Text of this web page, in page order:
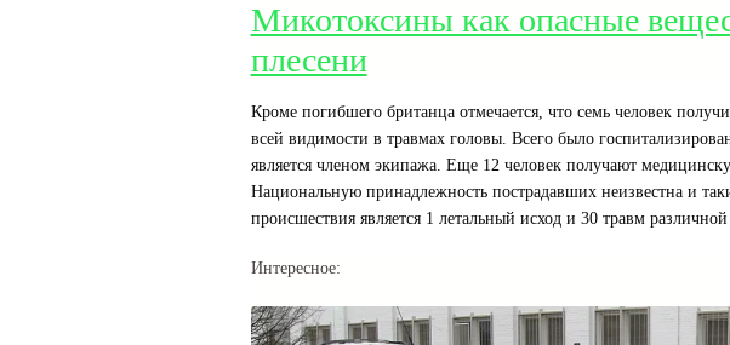
Микотоксины как опасные
плесени
Кроме погибшего британца отмечается, что семь человек
всей видимости в травмах головы. Всего было
является членом экипажа. Еще 12 человек получают
Национальную принадлежность пострадавших неизвестна и
происшествия является 1 летальный исход и 30 травм различной
Интересное: